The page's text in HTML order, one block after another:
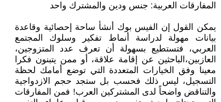
المفارقات العربية: جنس ودين والمشترك واحد
يمكن القول إن الفيس بوك أنشأ ساحة إحصائية وقاعدة
بيانات مهولة لدراسة أنماط تفكير وسلوك المجتمع
العربي، فتستطيع بسهولة أن تعرف عدد المتزوجين،
العازبين،الباحثين عن إقامة علاقة، أو ممن يتبنون فكرا
معينا وفق الخيارات المتعددة التي توضع أمامك لحظة
التسجيل، ليس ذلك فحسب بل ستجد حجم الازدواجية
والتناقض واضحاً لدى المشتركين العرب! فمن المفارقات